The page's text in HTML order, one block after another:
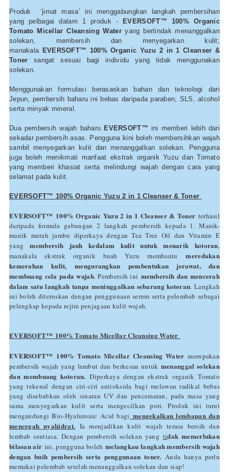
Produk ‘jimat masa’ ini menggabungkan langkah pembersihan
yang pelbagai dalam 1 produk -
EVERSOFT™
100% Organic
Tomato Micellar Cleansing Wateryang bertindak menanggalkan
solekan, membersih dan menyegarkan kulit;
manakala EVERSOFT™ 100% Organic Yuzu 2 in 1 Cleanser &
Toner sangat sesuai bagi individu yang tidak menggunakan
solekan.
Menggunakan formulasi berasaskan bahan dan teknologi dari
Jepun, pembersih baharu ini bebas daripada paraben, SLS, alcohol
serta minyak mineral.
Dua pembersih wajah baharu EVERSOFT™ ini memberi lebih dari
sekadar pembersih asas. Pengguna kini boleh membersihkan wajah
sambil menyegarkan kulit dan menanggalkan solekan. Pengguna
juga boleh menikmati manfaat ekstrak organik Yuzu dan Tomato
yang memberi khasiat serta melindungi wajah dengan cara yang
selamat pada kulit.
EVERSOFT™ 100% Organic Yuzu 2 in 1 Cleanser & Toner
EVERSOFT™ 100% Organic Yuzu 2 in 1 Cleanser & Toner terhasil
daripada formula gabungan 2 langkah pembersih kepada 1. Manik-
manik merah jambu diperkaya dengan Tea Tree Oil dan Vitamin E
yangmembersih jauh kedalam kulit untuk menarik kotoran,
manakala ekstrak organik buah Yuzu membantumeredakan
kemerahan kulit, mengurangkan pembentukan jerawat, dan
membuang cela pada wajah. Pembersih ini membersih dan mencerah
dalam satu langkah tanpa meninggalkan sebarang kotoran. Langkah
ini boleh diteruskan dengan penggunaan serum serta pelembab sebagai
pelengkap kepada rejim penjagaan kulit wajah.
EVERSOFT™ 100% Tomato Micellar Cleansing Water
EVERSOFT™ 100% Tomato Micellar Cleansing Watermerupakan
pembersih wajah yang lembut dan berkesan untuk menanggal solekan
dan membuang kotoran. Diperkaya dengan ekstrak organik Tomato
yang tekenal dengan ciri-ciri antioksida bagi melawan radikal bebas
yang disebabkan oleh sinaran UV dan pencemaran, pada masa yang
sama menyegarkan kulit serta mengecilkan pori. Produk ini turut
mengandungi Bio-Hyaluronic Acid bagi mengekalkan lembapan dan
mencegah nyahidrat. Ia menjadikan kulit wajah terasa bersih dan
lembab sentiasa. Dengan pembersih solekan yang tidak memerlukan
bilasan air ini, pengguna boleh melangkau langkah membersih wajah
dengan buih pembersih serta penggunaan toner. Anda hanya perlu
memakai pelembab setelah menanggalkan solekan dan siap!